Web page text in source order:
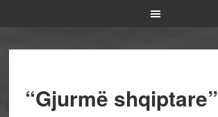
“Gjurmë shqiptare”